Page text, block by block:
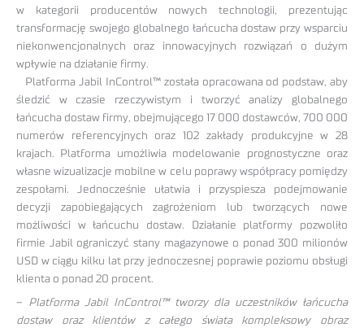
w kategorii producentów nowych technologii, prezentując
transformację swojego globalnego łańcucha dostaw przy wsparciu
niekonwencjonalnych oraz innowacyjnych rozwiązań o dużym
wpływie na działanie firmy.
Platforma Jabil InControl™ została opracowana od podstaw, aby
śledzić w czasie rzeczywistym i tworzyć analizy globalnego
łańcucha dostaw firmy, obejmującego 17 000 dostawców, 700 000
numerów referencyjnych oraz 102 zakłady produkcyjne w 28
krajach. Platforma umożliwia modelowanie prognostyczne oraz
własne wizualizacje mobilne w celu poprawy współpracy pomiędzy
zespołami. Jednocześnie ułatwia i przyspiesza podejmowanie
decyzji zapobiegających zagrożeniom lub tworzących nowe
możliwości w łańcuchu dostaw. Działanie platformy pozwoliło
firmie Jabil ograniczyć stany magazynowe o ponad 300 milionów
USD w ciągu kilku lat przy jednoczesnej poprawie poziomu obsługi
klienta o ponad 20 procent.
– Platforma Jabil InControl™ tworzy dla uczestników łańcucha
dostaw oraz klientów z całego świata kompleksowy obraz